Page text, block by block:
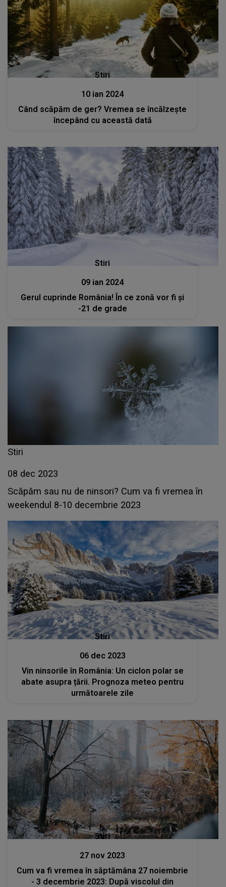
Stiri
10 ian 2024
Când scăpăm de ger? Vremea se încălzește
începând cu această dată
Stiri
09 ian 2024
Gerul cuprinde România! În ce zonă vor fi și
-21 de grade
Stiri
08 dec 2023
Scăpăm sau nu de ninsori? Cum va fi vremea în
weekendul 8-10 decembrie 2023
Stiri
06 dec 2023
Vin ninsorile în România: Un ciclon polar se
abate asupra țării. Prognoza meteo pentru
următoarele zile
Stiri
27 nov 2023
Cum va fi vremea în săptămâna 27 noiembrie
- 3 decembrie 2023: După viscolul din